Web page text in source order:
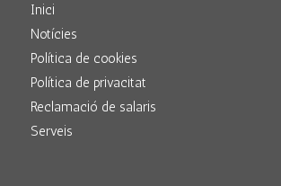
Inici
Notícies
Política de cookies
Política de privacitat
Reclamació de salaris
Serveis